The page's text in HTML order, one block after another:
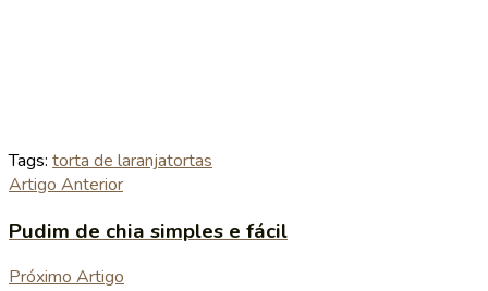
Tags: torta de laranjatortas
Artigo Anterior
Pudim de chia simples e fácil
Próximo Artigo